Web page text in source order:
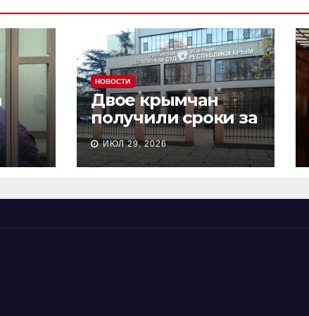
НОВОСТИ
Двое крымчан
получили сроки за
то, что являлись
«противниками
СВО»
ИЮЛ 29, 2026